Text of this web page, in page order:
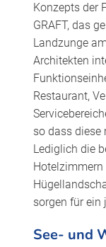
Konzepts der
GRAFT, das
Landzunge
Architekten
Restaurant,
so dass diese
Lediglich die
sorgen für ein
See- und